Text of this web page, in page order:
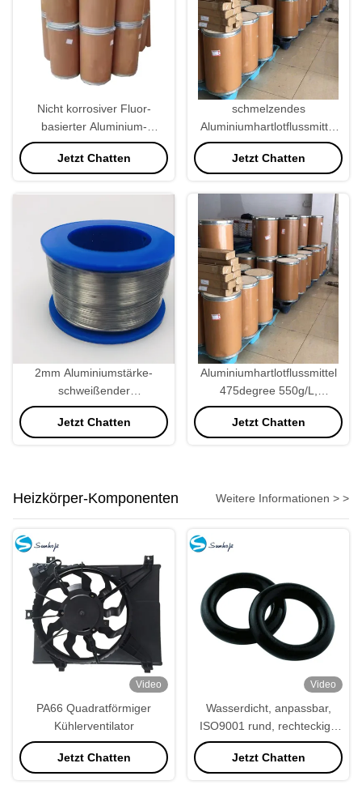
Nicht korrosiver Fluor-
basierter Aluminium-
Lagerflux 25 kg/Eimer 525°C
Jetzt Chatten
schmelzendes
Aluminiumhartlotflussmittel
25KG/Bucket 525degree für
bronzierende Maschine
Jetzt Chatten
2mm Aluminiumstärke-
schweißender
Aluminiumdraht für
bronzierende Maschine
Jetzt Chatten
Aluminiumhartlotflussmittel
475degree 550g/L,
schweißender Fluss-
Aluminiumpulver
Jetzt Chatten
Heizkörper-Komponenten Weitere Informationen > >
Video
PA66 Quadratförmiger
Kühlerventilator
Jetzt Chatten
Video
Wasserdicht, anpassbar,
ISO9001 rund, rechteckige
Gummidichtungen
Jetzt Chatten